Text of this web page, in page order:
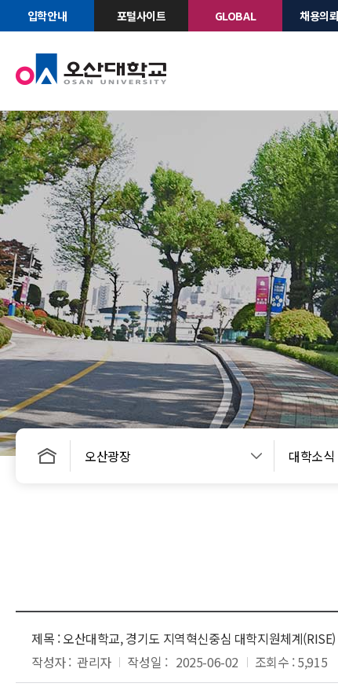
입학안내 포털사이트 GLOBAL 채용의
오산광장 대학소식
제목 :오산대학교, 경기도 지역혁신중심 대학지원체계
작성자 : 관리자 작성일 : 2025-06-02 조회수 : 5,915